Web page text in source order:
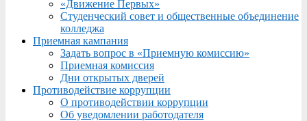
«Движение Первых»
Студенческий совет и общественные объединение
колледжа
Приемная кампания
Задать вопрос в «Приемную комиссию»
Приемная комиссия
Дни открытых дверей
Противодействие коррупции
О противодействии коррупции
Об уведомлении работодателя